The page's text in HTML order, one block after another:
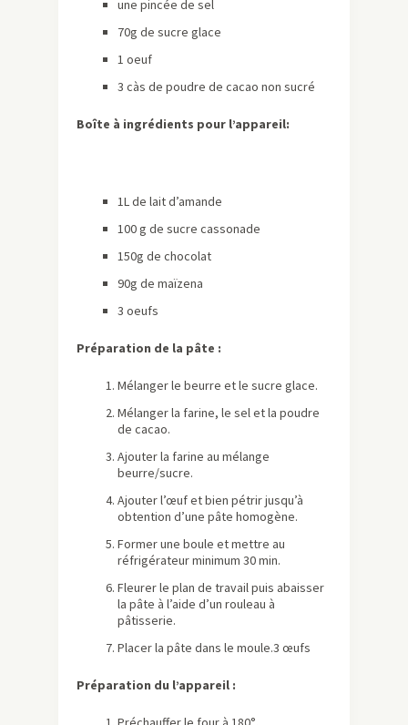
une pincée de sel
70g de sucre glace
1 oeuf
3 càs de poudre de cacao non sucré
Boîte à ingrédients pour l’appareil:
1L de lait d’amande
100 g de sucre cassonade
150g de chocolat
90g de maïzena
3 oeufs
Préparation de la pâte :
Mélanger le beurre et le sucre glace.
Mélanger la farine, le sel et la poudre
de cacao.
Ajouter la farine au mélange
beurre/sucre.
Ajouter l’œuf et bien pétrir jusqu’à
obtention d’une pâte homogène.
Former une boule et mettre au
réfrigérateur minimum 30 min.
Fleurer le plan de travail puis abaisser
la pâte à l’aide d’un rouleau à
pâtisserie.
Placer la pâte dans le moule.3 œufs
Préparation du l’appareil :